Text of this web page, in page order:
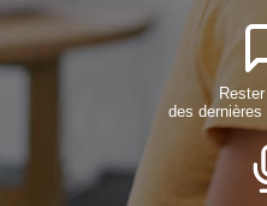
des